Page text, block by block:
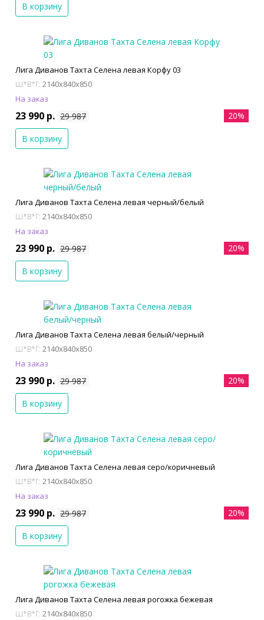
В корзину
Лига Диванов Тахта Селена левая Корфу 03
Ш*В*Г: 2140x840x850
На заказ
23 990 р. 29 987 20%
В корзину
Лига Диванов Тахта Селена левая черный/белый
Ш*В*Г: 2140x840x850
На заказ
23 990 р. 29 987 20%
В корзину
Лига Диванов Тахта Селена левая белый/черный
Ш*В*Г: 2140x840x850
На заказ
23 990 р. 29 987 20%
В корзину
Лига Диванов Тахта Селена левая серо/коричневый
Ш*В*Г: 2140x840x850
На заказ
23 990 р. 29 987 20%
В корзину
Лига Диванов Тахта Селена левая рогожка бежевая
Ш*В*Г: 2140x840x850